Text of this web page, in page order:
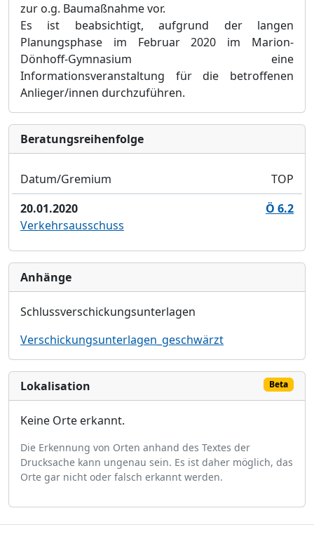
zur o.g. Baumaßnahme vor.
Es ist beabsichtigt, aufgrund der langen
Planungsphase im Februar 2020 im Marion-
Dönhoff-Gymnasium eine
Informationsveranstaltung für die betroffenen
Anlieger/innen durchzuführen.
Bera­tungs­reihen­folge
Datum/Gremium
TOP
20.01.2020
Ö 6.2
Verkehrsausschuss
Anhänge
Schlussverschickungsunterlagen
Verschickungsunterlagen_geschwärzt
Lokalisation Beta
Keine Orte erkannt.
Die Erkennung von Orten anhand des Textes der
Drucksache kann ungenau sein. Es ist daher möglich, das
Orte gar nicht oder falsch erkannt werden.